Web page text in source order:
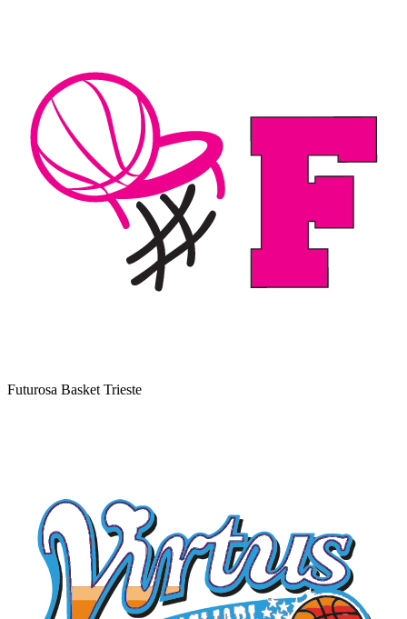
Futurosa Basket Trieste